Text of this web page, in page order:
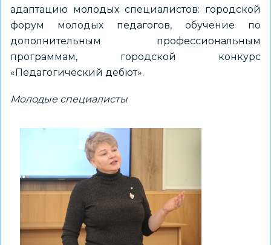
адаптацию молодых специалистов: городской
форум молодых педагогов, обучение по
дополнительным профессиональным
программам, городской конкурс
«Педагогический дебют».
Молодые специалисты